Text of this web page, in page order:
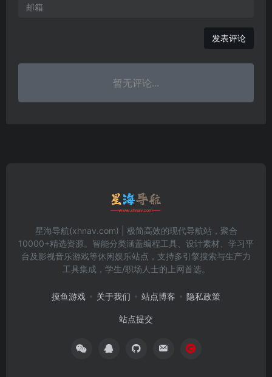
发表评论
暂无评论...
星海导航(xhnav.com) | 极简高效的现代导航站，聚合
10000+精选资源。智能分类涵盖编程工具、设计素材、学习平
台及影视音乐游戏等休闲娱乐站点，支持多引擎搜索与生产力
工具集成，学生/职场人士的上网首选。
摸鱼游戏 关于我们 站点博客 隐私政策
站点提交